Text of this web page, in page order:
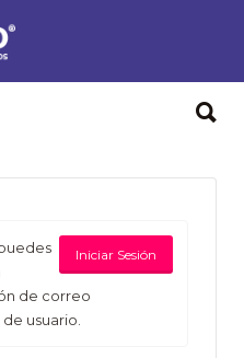
Iniciar Sesión
de correo
usuario.